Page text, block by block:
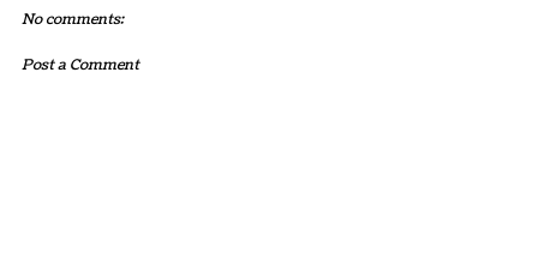
No comments:
Post a Comment